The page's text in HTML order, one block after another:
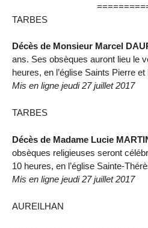
TARBES
Décès de Monsieur Marcel
ans. Ses obsèques auront lieu le
heures, en l’église Saints Pierre
Mis en ligne jeudi 27 juillet 2017
TARBES
Décès de Madame Lucie
obsèques religieuses seront
10 heures, en l’église Sainte-
Mis en ligne jeudi 27 juillet 2017
AUREILHAN